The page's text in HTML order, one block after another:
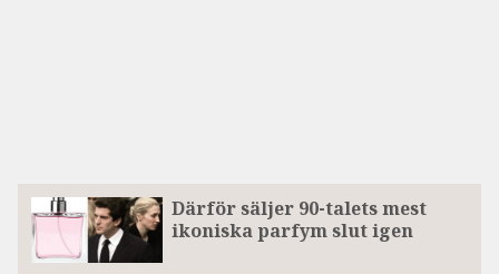
Därför säljer 90-talets mest
ikoniska parfym slut igen